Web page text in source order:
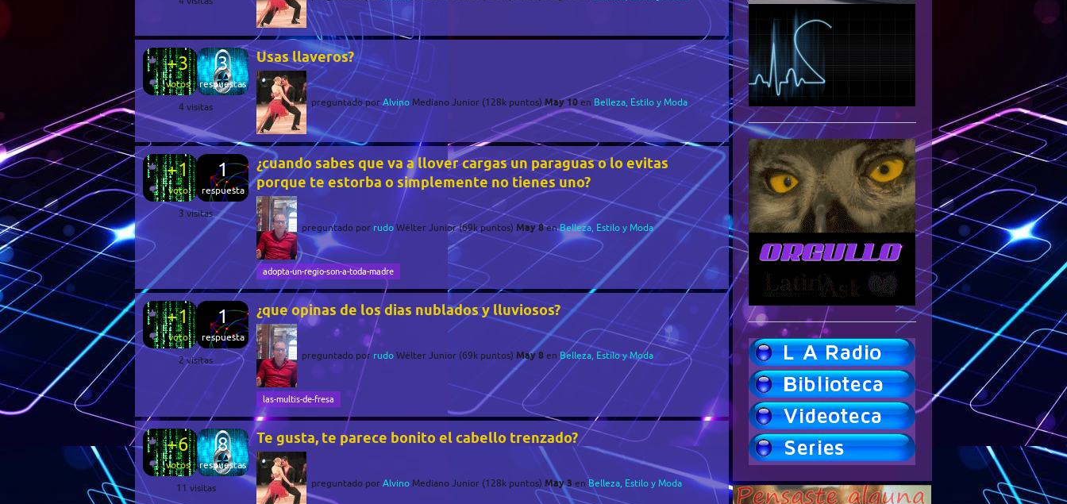
+3
votos
3
respuestas
4 visitas
Usas llaveros?
preguntado porAlvino Mediano Junior (128k puntos) May 10 en Belleza, Estilo y Moda
+1
voto
1
respuesta
3 visitas
¿cuando sabes que va a llover cargas un paraguas o lo evitas
porque te estorba o simplemente no tienes uno?
preguntado por rudo Wélter Junior (69kpuntos) May 8 enBelleza, Estilo y Moda
adopta-un-regio-son-a-toda-madre
+1
voto
1
respuesta
2visitas
¿que opinas de los dias nublados y lluviosos?
preguntado por rudo Wélter Junior (69k puntos) May 8 en Belleza, Estilo y Moda
las-multis-de-fresa
+6
votos
8
respuestas
11 visitas
Te gusta, te parece bonito el cabello trenzado?
preguntado por Alvino Mediano Junior (128k puntos) May 3 en Belleza, Estilo y Moda